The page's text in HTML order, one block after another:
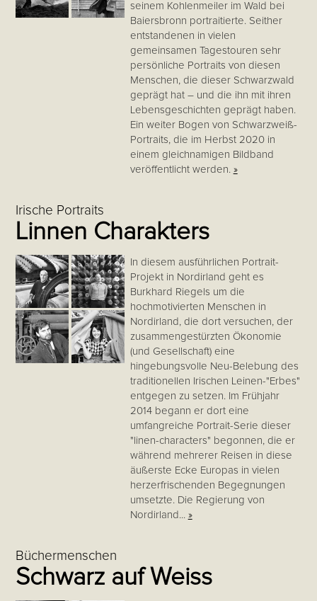
seinem Kohlenmeiler im Wald bei
Baiersbronn portraitierte. Seither
entstandenen in vielen
gemeinsamen Tagestouren sehr
persönliche Portraits von diesen
Menschen, die dieser Schwarzwald
geprägt hat – und die ihn mit ihren
Lebensgeschichten geprägt haben.
Ein weiter Bogen von Schwarzweiß-
Portraits, die im Herbst 2020 in
einem gleichnamigen Bildband
veröffentlicht werden. »
Irische Portraits
Linnen Charakters
In diesem ausführlichen Portrait-
Projekt in Nordirland geht es
Burkhard Riegels um die
hochmotivierten Menschen in
Nordirland, die dort versuchen, der
zusammengestürzten Ökonomie
(und Gesellschaft) eine
hingebungsvolle Neu-Belebung des
traditionellen Irischen Leinen-"Erbes"
entgegen zu setzen. Im Frühjahr
2014 begann er dort eine
umfangreiche Portrait-Serie dieser
"linen-characters" begonnen, die er
während mehrerer Reisen in diese
äußerste Ecke Europas in vielen
herzerfrischenden Begegnungen
umsetzte. Die Regierung von
Nordirland... »
Büchermenschen
Schwarz auf Weiss